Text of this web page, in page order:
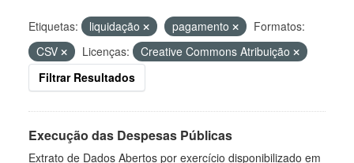
Etiquetas: liquidação pagamento
Formatos:
CSV
Licenças:
Creative Commons Atribuição
Filtrar Resultados
Execução das Despesas Públicas
Extrato de Dados Abertos por exercício disponibilizado em